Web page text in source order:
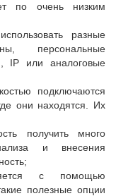
по очень низким
разные
персональные
IP или аналоговые
подключаются
они находятся. Их
получить много
и внесения
с помощью
полезные опции